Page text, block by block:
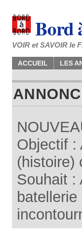
Bord
VOIR et SAVOIR le
ACCUEIL LES
Objectif :
(histoire)
Souhait :